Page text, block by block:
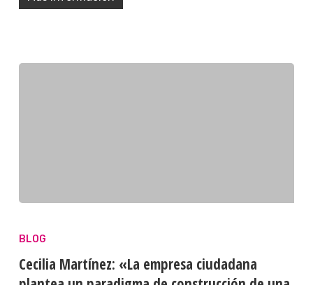
BLOG
Cecilia Martínez: «La empresa ciudadana